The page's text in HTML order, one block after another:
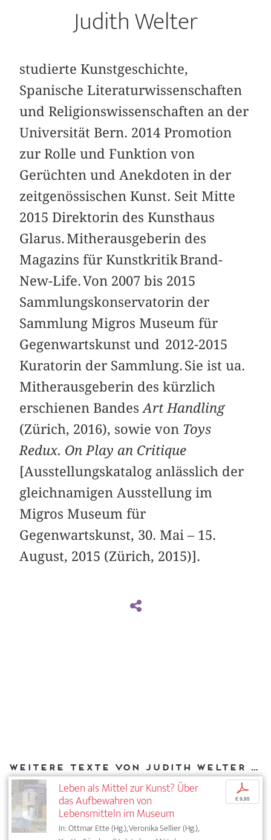
Judith Welter
studierte Kunstgeschichte,
Spanische Literaturwissenschaften
und Religionswissenschaften an der
Universität Bern. 2014 Promotion
zur Rolle und Funktion von
Gerüchten und Anekdoten in der
zeitgenössischen Kunst. Seit Mitte
2015 Direktorin des Kunsthaus
Glarus. Mitherausgeberin des
Magazins für Kunstkritik Brand-
New-Life. Von 2007 bis 2015
Sammlungskonservatorin der
Sammlung Migros Museum für
Gegenwartskunst und 2012-2015
Kuratorin der Sammlung. Sie ist ua.
Mitherausgeberin des kürzlich
erschienen BandesArt Handling
(Zürich, 2016), sowie von Toys
Redux. On Play an Critique
[Ausstellungskatalog anlässlich der
gleichnamigen Ausstellung im
Migros Museum für
Gegenwartskunst, 30. Mai – 15.
August, 2015 (Zürich, 2015)].
Weitere Texte von Judith Welter bei DIAPHANES
Leben als Mittel zur Kunst? Über
das Aufbewahren von
Lebensmitteln im Museum
In: Ottmar Ette (Hg.), Veronika Sellier (Hg.),
p
€ 9,95